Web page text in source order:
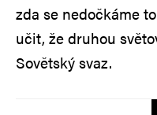
zda se nedočkáme
učit, že druhou
Sovětský svaz.